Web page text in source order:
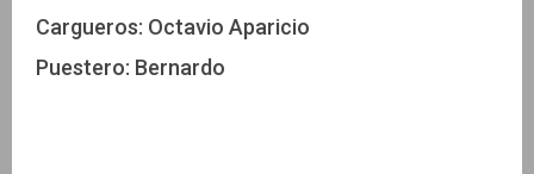
Alejandra Salvador
Cargueros: Octavio Aparicio
Puestero: Bernardo